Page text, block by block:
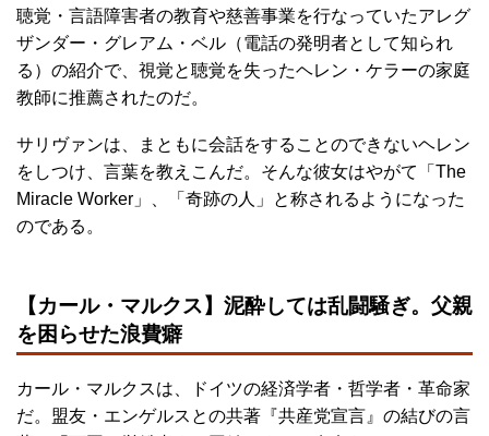
聴覚・言語障害者の教育や慈善事業を行なっていたアレグ
ザンダー・グレアム・ベル（電話の発明者として知られ
る）の紹介で、視覚と聴覚を失ったヘレン・ケラーの家庭
教師に推薦されたのだ。
サリヴァンは、まともに会話をすることのできないヘレン
をしつけ、言葉を教えこんだ。そんな彼女はやがて「The
Miracle Worker」、「奇跡の人」と称されるようになった
のである。
【カール・マルクス】泥酔しては乱闘騒ぎ。父親
を困らせた浪費癖
カール・マルクスは、ドイツの経済学者・哲学者・革命家
だ。盟友・エンゲルスとの共著『共産党宣言』の結びの言